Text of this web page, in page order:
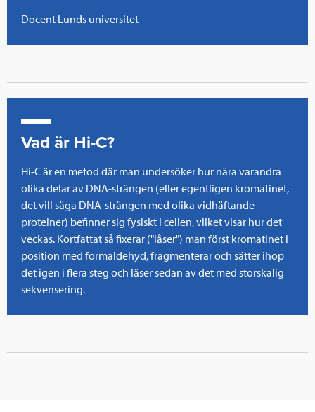
Docent Lunds universitet
Vad är Hi-C?
Hi-C är en metod där man undersöker hur nära varandra
olika delar av DNA-strängen (eller egentligen kromatinet,
det vill säga DNA-strängen med olika vidhäftande
proteiner) befinner sig fysiskt i cellen, vilket visar hur det
veckas. Kortfattat så fixerar ("låser") man först kromatinet i
position med formaldehyd, fragmenterar och sätter ihop
det igen i flera steg och läser sedan av det med storskalig
sekvensering.